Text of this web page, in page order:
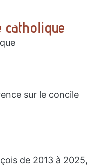
catholique
sur le concile
de 2013 à 2025,